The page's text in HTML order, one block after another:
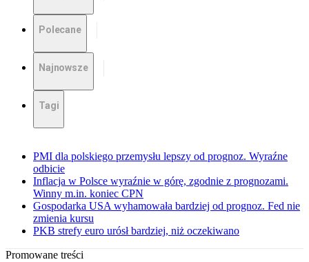
Polecane
Najnowsze
Tagi
PMI dla polskiego przemysłu lepszy od prognoz. Wyraźne
odbicie
Inflacja w Polsce wyraźnie w górę, zgodnie z prognozami.
Winny m.in. koniec CPN
Gospodarka USA wyhamowała bardziej od prognoz. Fed nie
zmienia kursu
PKB strefy euro urósł bardziej, niż oczekiwano
Promowane treści